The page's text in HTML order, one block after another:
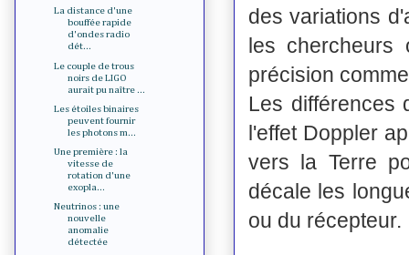
des variations
les chercheurs
précision
Les différences
l'effet Doppler
vers la Terre
décale les
ou du récepteur.
La distance d'une
bouffée rapide
d'ondes radio
dét...
Le couple de trous
noirs de LIGO
aurait pu naître ...
Les étoiles binaires
peuvent fournir
les photons m...
Une première : la
vitesse de
rotation d'une
exopla...
Neutrinos : une
nouvelle
anomalie
détectée